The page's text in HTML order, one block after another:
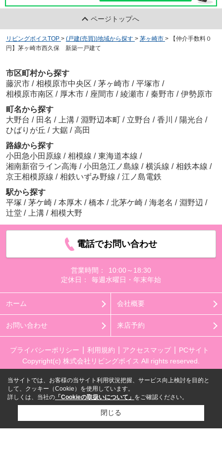
ページトップへ
リビングボイスTOP > (戸建(売買))地域から探す > 茅ヶ崎市 >
【仲介手数料０
円】茅ヶ崎市西久保 新築一戸建て
市区町村から探す
藤沢市 / 相模原市中央区 / 茅ヶ崎市 / 平塚市 /
相模原市南区 / 厚木市 / 座間市 / 綾瀬市 / 秦野市 / 伊勢原市
町名から探す
大野台 / 田名 / 上溝 / 淵野辺本町 / 立野台 / 香川 / 陽光台 /
ひばりが丘 / 大鋸 / 高田
路線から探す
小田急小田原線 / 相模線 / 東海道本線 /
湘南新宿ライン高海 / 小田急江ノ島線 / 横浜線 / 相鉄本線 /
京王相模原線 / 相鉄いずみ野線 / 江ノ島電鉄
駅から探す
平塚 / 茅ケ崎 / 本厚木 / 橋本 / 北茅ケ崎 / 海老名 / 淵野辺 /
辻堂 / 上溝 / 相模大野
電話でお問い合わせ
営業時間：
10:00～18:30
定休日：
毎週水曜日・年末年始
ホーム 会社概要
お問い合わせ 来店予約
プライバシーポリシー 利用規約 アクセスマップ
PCサイト
Copyright(c) 株式会社リビングボイス All rights reserved.
当サイトでは、お客様の当サイト利用状況把握、サービス向上検討を目的と
して、クッキー（Cookie）を使用しています。
詳しくは、当社の 「Cookieの取扱いについて」 をご確認ください。
閉じる